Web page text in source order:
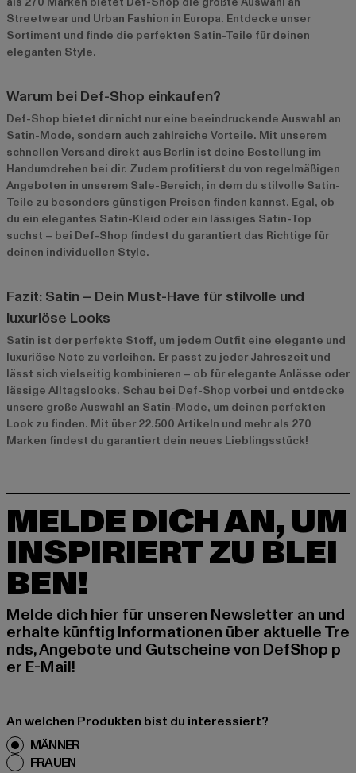
Streetwear und Urban Fashion in Europa. Entdecke unser
Sortiment und finde die perfekten Satin-Teile für deinen
eleganten Style.
Warum bei Def-Shop einkaufen?
Def-Shop bietet dir nicht nur eine beeindruckende Auswahl an
Satin-Mode, sondern auch zahlreiche Vorteile. Mit unserem
schnellen Versand direkt aus Berlin ist deine Bestellung im
Handumdrehen bei dir. Zudem profitierst du von regelmäßigen
Angeboten in unserem Sale-Bereich, in dem du stilvolle Satin-
Teile zu besonders günstigen Preisen finden kannst. Egal, ob
du ein elegantes Satin-Kleid oder ein lässiges Satin-Top
suchst – bei Def-Shop findest du garantiert das Richtige für
deinen individuellen Style.
Fazit: Satin – Dein Must-Have für stilvolle und
luxuriöse Looks
Satin ist der perfekte Stoff, um jedem Outfit eine elegante und
luxuriöse Note zu verleihen. Er passt zu jeder Jahreszeit und
lässt sich vielseitig kombinieren – ob für elegante Anlässe oder
lässige Alltagslooks. Schau bei Def-Shop vorbei und entdecke
unsere große Auswahl an Satin-Mode, um deinen perfekten
Look zu finden. Mit über 22.500 Artikeln und mehr als 270
Marken findest du garantiert dein neues Lieblingsstück!
MELDE DICH AN, UM
INSPIRIERT ZU BLEI
BEN!
Melde dich hier für unseren Newsletter an und
erhalte künftig Informationen über aktuelle Tre
nds, Angebote und Gutscheine von DefShop p
er E-Mail!
An welchen Produkten bist du interessiert?
MÄNNER
FRAUEN